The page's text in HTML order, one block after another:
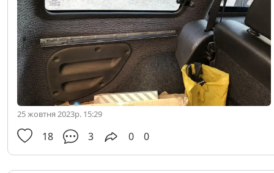
25 жовтня 2023р. 15:29
18 3 0 0